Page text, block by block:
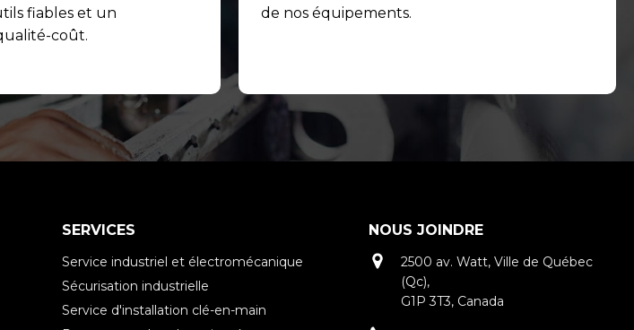
fiables et un
coût.
de nos équipements.
SERVICES
Service industriel et électromécanique
Sécurisation industrielle
Service d'installation clé-en-main
NOUS JOINDRE
2500 av. Watt, Ville de Québec
(Qc),
G1P 3T3, Canada